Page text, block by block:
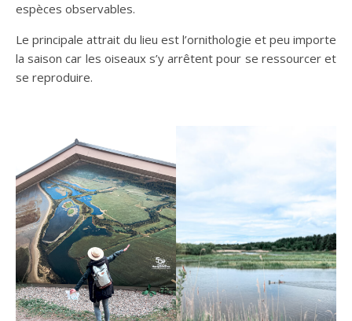
espèces observables.
Le principale attrait du lieu est l’ornithologie et peu importe
la saison car les oiseaux s’y arrêtent pour se ressourcer et
se reproduire.